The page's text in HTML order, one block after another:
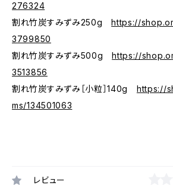
276324
割れ竹炭すみずみ250ghttps://
3799850
割れ竹炭すみずみ500ghttps://
3513856
割れ竹炭すみずみ［小粒］140g https://
ms/134501063
レビュー